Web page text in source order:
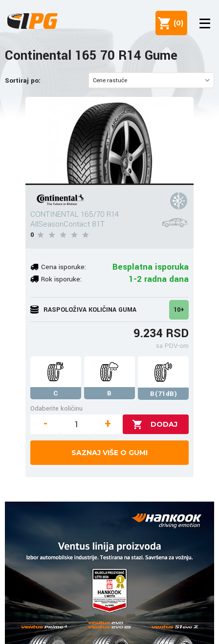
(0)
Continental 165 70 R14 Gume
Sortiraj po:
CONTINENTAL 165/70 R14
AllSeasonContact 81T
0
Cena isporuke: Besplatna isporuka
Rok isporuke: 1-2 radna dana
RASPOLOŽIVA KOLIČINA GUMA 10+
9.234 RSD
sa PDV-om
C B
B(71dB)
Odaberite količinu
- +
SAZNAJ VIŠE O GUMI